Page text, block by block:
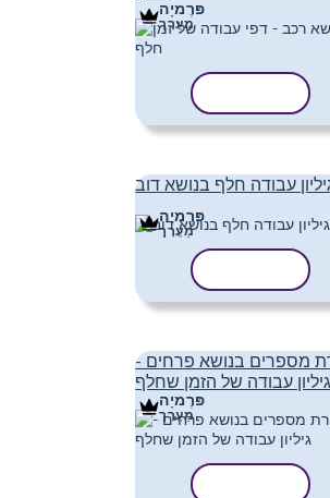
פּרֶמיָה
מַעֲרָך
עבודה חלף בנושא דוב
פּרֶמיָה
מַעֲרָך
מספרים בנושא פרחים -
גיליון עבודה של הזמן שחלף
פּרֶמיָה
מַעֲרָך